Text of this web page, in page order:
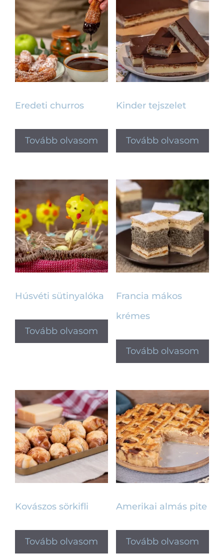
Eredeti churros
Tovább olvasom
Kinder tejszelet
Tovább olvasom
Húsvéti sütinyalóka
Tovább olvasom
Francia mákos
krémes
Tovább olvasom
Kovászos sörkifli
Tovább olvasom
Amerikai almás pite
Tovább olvasom